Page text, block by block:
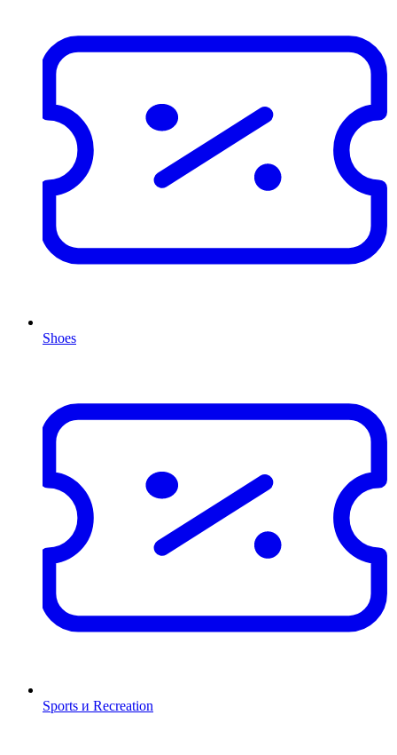
Shoes
Sports и Recreation